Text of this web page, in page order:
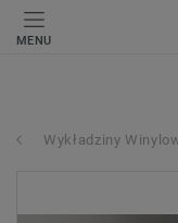
MENU
Wykładziny